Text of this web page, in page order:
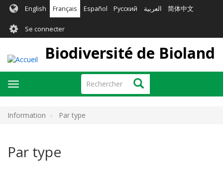
Aller
contenu
principal
English Français Español Русский العربية 简体中文
User
account
menu
Se connecter
Biodiversité de Bioland
Rechercher Rechercher
Toggle
navigation
Information Par type
Par type